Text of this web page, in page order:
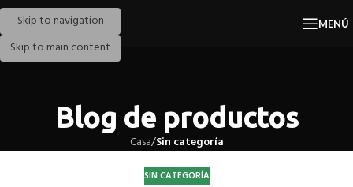
Skip to navigation
Skip to main content
MENÚ
Blog de productos
Casa/Sin categoría
SIN CATEGORÍA